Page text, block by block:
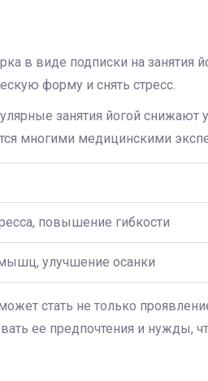
в виде подписки на занятия
форму и снять стресс.
занятия йогой снижают
многими медицинскими
повышение гибкости
улучшение осанки
стать не только
ее предпочтения и нужды,